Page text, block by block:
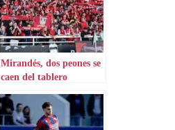
Mirandés, dos peones se
caen del tablero